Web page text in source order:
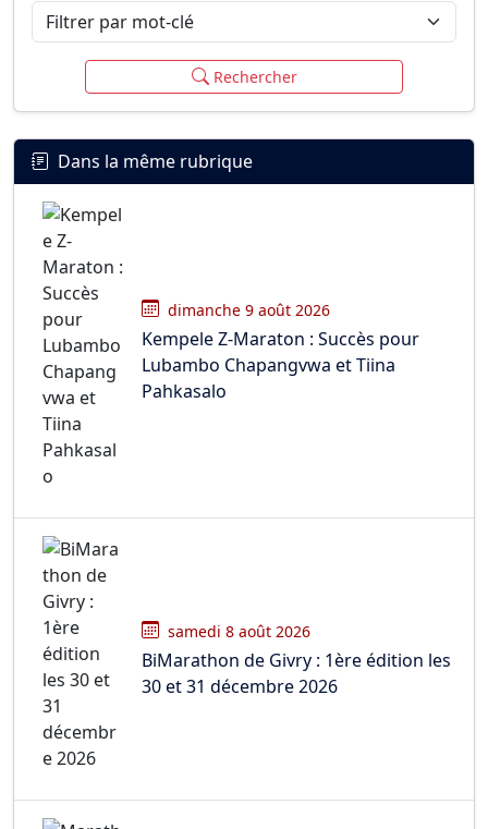
Filtrer par mot-clé
Rechercher
Dans la même rubrique
dimanche 9 août 2026
Kempele Z-Maraton : Succès pour
Lubambo Chapangvwa et Tiina
Pahkasalo
samedi 8 août 2026
BiMarathon de Givry : 1ère édition les
30 et 31 décembre 2026